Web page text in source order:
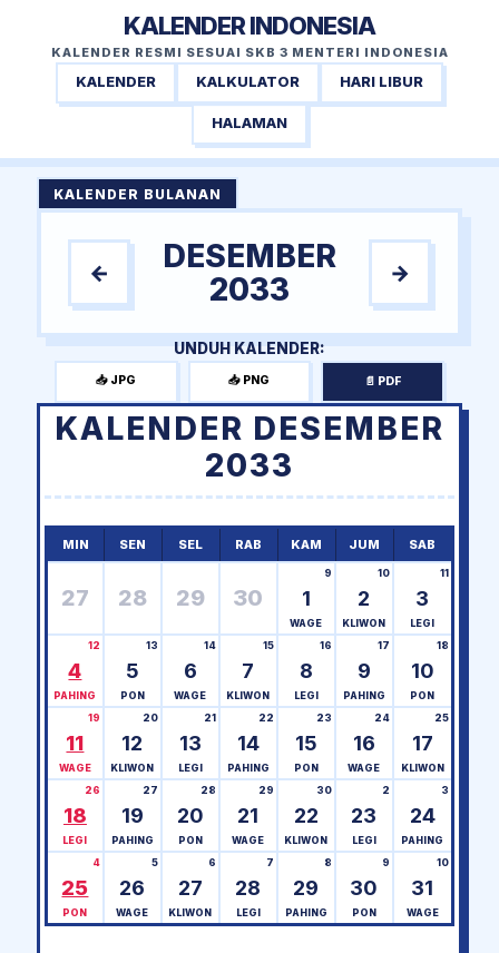
KALENDER INDONESIA
KALENDER RESMI SESUAI SKB 3 MENTERI INDONESIA
KALENDER KALKULATOR HARI LIBUR
HALAMAN
KALENDER BULANAN
←
DESEMBER
2033
→
UNDUH KALENDER:
📥 JPG 📥 PNG 📄 PDF
KALENDER DESEMBER
2033
MIN SEN SEL RAB KAM JUM SAB
27 28 29 30 1
9
WAGE
2
10
KLIWON
3
11
LEGI
4
12
PAHING
5
13
PON
6
14
WAGE
7
15
KLIWON
8
16
LEGI
9
17
PAHING
10
18
PON
11
19
WAGE
12
20
KLIWON
13
21
LEGI
14
22
PAHING
15
23
PON
16
24
WAGE
17
25
KLIWON
18
26
LEGI
19
27
PAHING
20
28
PON
21
29
WAGE
22
30
KLIWON
23
2
LEGI
24
3
PAHING
25
4
PON
26
5
WAGE
27
6
KLIWON
28
7
LEGI
29
8
PAHING
30
9
PON
31
10
WAGE